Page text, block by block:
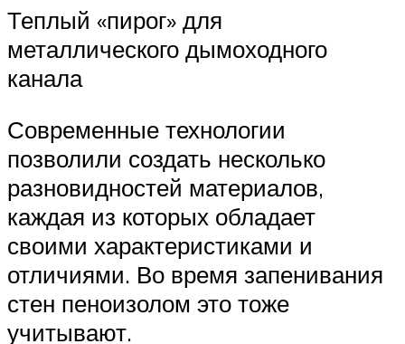
Теплый «пирог» для
металлического дымоходного
канала
Современные технологии
позволили создать несколько
разновидностей материалов,
каждая из которых обладает
своими характеристиками и
отличиями. Во время запенивания
стен пеноизолом это тоже
учитывают.